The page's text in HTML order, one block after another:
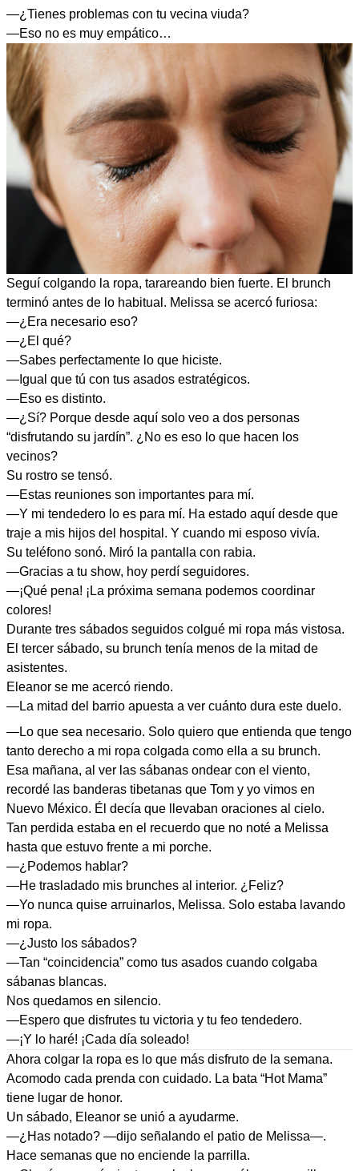
—¿Tienes problemas con tu vecina viuda?
—Eso no es muy empático…
Seguí colgando la ropa, tarareando bien fuerte. El brunch
terminó antes de lo habitual. Melissa se acercó furiosa:
—¿Era necesario eso?
—¿El qué?
—Sabes perfectamente lo que hiciste.
—Igual que tú con tus asados estratégicos.
—Eso es distinto.
—¿Sí? Porque desde aquí solo veo a dos personas
“disfrutando su jardín”. ¿No es eso lo que hacen los
vecinos?
Su rostro se tensó.
—Estas reuniones son importantes para mí.
—Y mi tendedero lo es para mí. Ha estado aquí desde que
traje a mis hijos del hospital. Y cuando mi esposo vivía.
Su teléfono sonó. Miró la pantalla con rabia.
—Gracias a tu show, hoy perdí seguidores.
—¡Qué pena! ¡La próxima semana podemos coordinar
colores!
Durante tres sábados seguidos colgué mi ropa más vistosa.
El tercer sábado, su brunch tenía menos de la mitad de
asistentes.
Eleanor se me acercó riendo.
—La mitad del barrio apuesta a ver cuánto dura este duelo.
—Lo que sea necesario. Solo quiero que entienda que tengo
tanto derecho a mi ropa colgada como ella a su brunch.
Esa mañana, al ver las sábanas ondear con el viento,
recordé las banderas tibetanas que Tom y yo vimos en
Nuevo México. Él decía que llevaban oraciones al cielo.
Tan perdida estaba en el recuerdo que no noté a Melissa
hasta que estuvo frente a mi porche.
—¿Podemos hablar?
—He trasladado mis brunches al interior. ¿Feliz?
—Yo nunca quise arruinarlos, Melissa. Solo estaba lavando
mi ropa.
—¿Justo los sábados?
—Tan “coincidencia” como tus asados cuando colgaba
sábanas blancas.
Nos quedamos en silencio.
—Espero que disfrutes tu victoria y tu feo tendedero.
—¡Y lo haré! ¡Cada día soleado!
Ahora colgar la ropa es lo que más disfruto de la semana.
Acomodo cada prenda con cuidado. La bata “Hot Mama”
tiene lugar de honor.
Un sábado, Eleanor se unió a ayudarme.
—¿Has notado? —dijo señalando el patio de Melissa—.
Hace semanas que no enciende la parrilla.